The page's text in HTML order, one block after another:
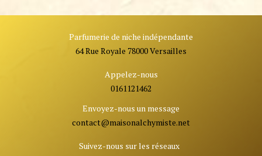
Parfumerie de niche indépendante
64 Rue Royale 78000 Versailles
Appelez-nous
0161121462
Envoyez-nous un message
contact@maisonalchymiste.net
Suivez-nous sur les réseaux